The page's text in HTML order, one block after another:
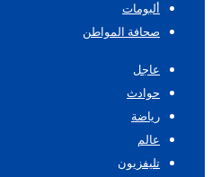
ألبومات
صحافة المواطن
عاجل
حوادث
رياضة
عالم
تليفزيون